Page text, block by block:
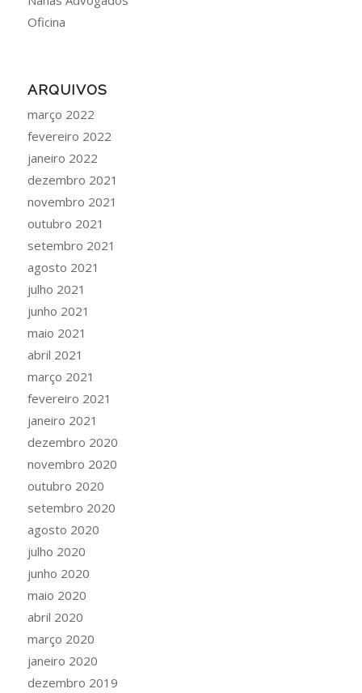
Oficina
ARQUIVOS
março 2022
fevereiro 2022
janeiro 2022
dezembro 2021
novembro 2021
outubro 2021
setembro 2021
agosto 2021
julho 2021
junho 2021
maio 2021
abril 2021
março 2021
fevereiro 2021
janeiro 2021
dezembro 2020
novembro 2020
outubro 2020
setembro 2020
agosto 2020
julho 2020
junho 2020
maio 2020
abril 2020
março 2020
janeiro 2020
dezembro 2019